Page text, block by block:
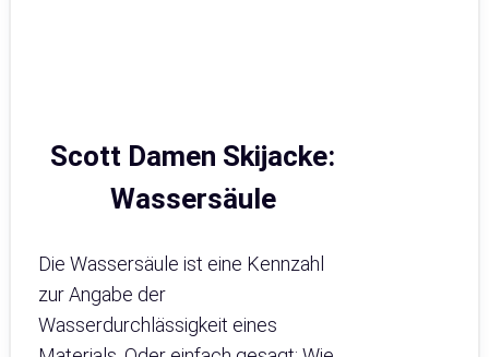
Scott Damen Skijacke:
Wassersäule
Die Wassersäule ist eine Kennzahl
zur Angabe der
Wasserdurchlässigkeit eines